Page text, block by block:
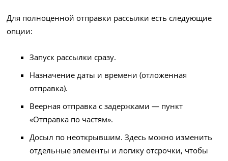
Для полноценной отправки рассылки есть следующие
опции:
Запуск рассылки сразу.
Назначение даты и времени (отложенная
отправка).
Веерная отправка с задержками — пункт
«Отправка по частям».
Досыл по неоткрывшим. Здесь можно изменить
отдельные элементы и логику отсрочки, чтобы